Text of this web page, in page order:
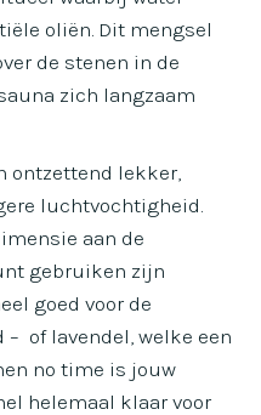
oliën. Dit mengsel
de stenen in de
zich langzaam
ontzettend lekker,
luchtvochtigheid.
aan de
gebruiken zijn
goed voor de
of lavendel, welke een
no time is jouw
helemaal klaar voor